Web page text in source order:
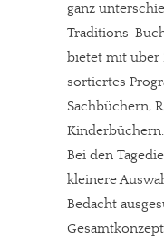
ganz
Traditions-
bietet mit über
sortiertes
Sachbüchern,
Kinderbüchern.
Bei den
kleinere
Bedacht